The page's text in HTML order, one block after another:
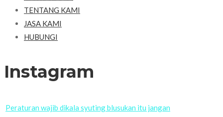
TENTANG KAMI
JASA KAMI
HUBUNGI
Instagram
Peraturan wajib dikala syuting blusukan itu jangan